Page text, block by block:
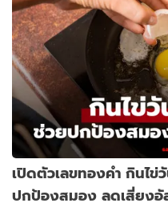
เปิดตัวเลขทองคำ กินไข่
ปกป้องสมอง ลดเสี่ยงอั